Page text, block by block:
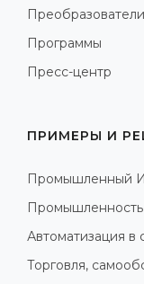
Преобразователи
Программы
Пресс-центр
ПРИМЕРЫ И
Промышленный
Автоматизация в
Торговля,